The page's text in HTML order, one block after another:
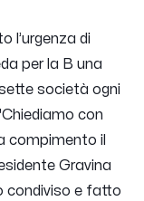
l’urgenza di
per la B una
società ogni
con
compimento il
Gravina
condiviso e fatto